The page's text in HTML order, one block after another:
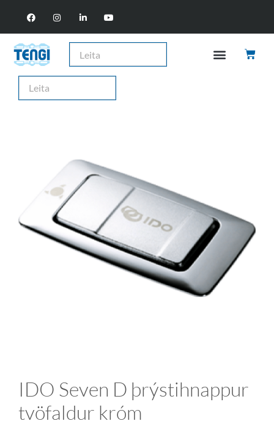
IDO Seven D þrýstihnappur
tvöfaldur króm